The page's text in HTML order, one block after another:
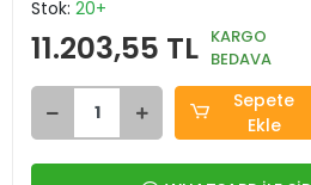
Stok: 20+
11.203,55 TL KARGO
BEDAVA
Sepete
Ekle